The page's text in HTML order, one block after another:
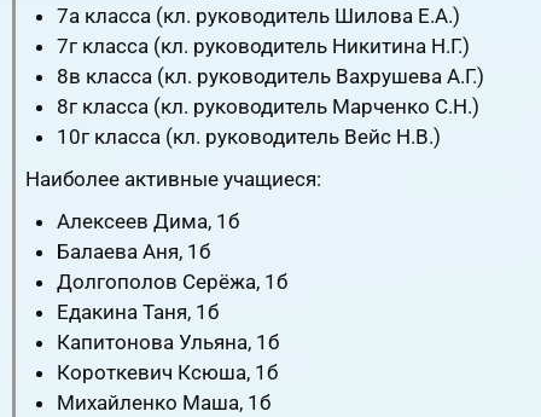
7а класса (кл. руководитель Шилова Е.А.)
7г класса (кл. руководитель Никитина Н.Г.)
8в класса (кл. руководитель Вахрушева А.Г.)
8г класса (кл. руководитель Марченко С.Н.)
10г класса (кл. руководитель Вейс Н.В.)
Наиболее активные учащиеся:
Алексеев Дима, 1б
Балаева Аня, 1б
Долгополов Серёжа, 1б
Едакина Таня, 1б
Капитонова Ульяна, 1б
Короткевич Ксюша, 1б
Михайленко Маша, 1б